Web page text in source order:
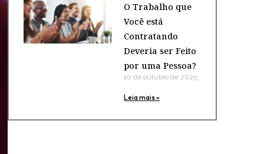
O Trabalho que
Você está
Contratando
Deveria ser Feito
por uma Pessoa?
10 de outubro de 2025
Leia mais »